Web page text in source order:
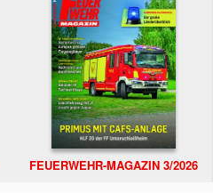
FEUERWEHR-MAGAZIN 3/2026